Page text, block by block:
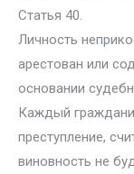
Статья 40.
Личность
арестован или
основании
Каждый
преступление,
виновность не